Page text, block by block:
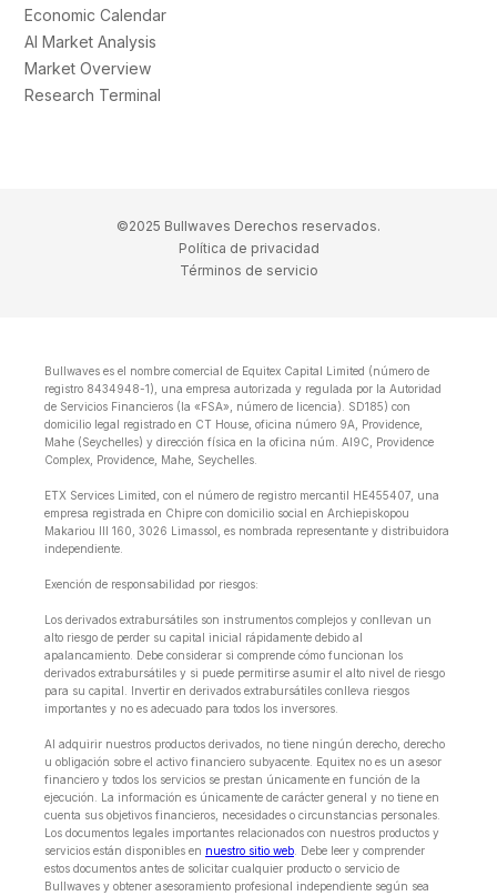
Economic Calendar
AI Market Analysis
Market Overview
Research Terminal
©2025 Bullwaves Derechos reservados.
Política de privacidad
Términos de servicio
Bullwaves es el nombre comercial de Equitex Capital Limited (número de
registro 8434948-1), una empresa autorizada y regulada por la Autoridad
de Servicios Financieros (la «FSA», número de licencia). SD185) con
domicilio legal registrado en CT House, oficina número 9A, Providence,
Mahe (Seychelles) y dirección física en la oficina núm. Al9C, Providence
Complex, Providence, Mahe, Seychelles.
ETX Services Limited, con el número de registro mercantil HE455407, una
empresa registrada en Chipre con domicilio social en Archiepiskopou
Makariou lll 160, 3026 Limassol, es nombrada representante y distribuidora
independiente.
Exención de responsabilidad por riesgos:
Los derivados extrabursátiles son instrumentos complejos y conllevan un
alto riesgo de perder su capital inicial rápidamente debido al
apalancamiento. Debe considerar si comprende cómo funcionan los
derivados extrabursátiles y si puede permitirse asumir el alto nivel de riesgo
para su capital. Invertir en derivados extrabursátiles conlleva riesgos
importantes y no es adecuado para todos los inversores.
Al adquirir nuestros productos derivados, no tiene ningún derecho, derecho
u obligación sobre el activo financiero subyacente. Equitex no es un asesor
financiero y todos los servicios se prestan únicamente en función de la
ejecución. La información es únicamente de carácter general y no tiene en
cuenta sus objetivos financieros, necesidades o circunstancias personales.
Los documentos legales importantes relacionados con nuestros productos y
servicios están disponibles en nuestro sitio web . Debe leer y comprender
estos documentos antes de solicitar cualquier producto o servicio de
Bullwaves y obtener asesoramiento profesional independiente según sea